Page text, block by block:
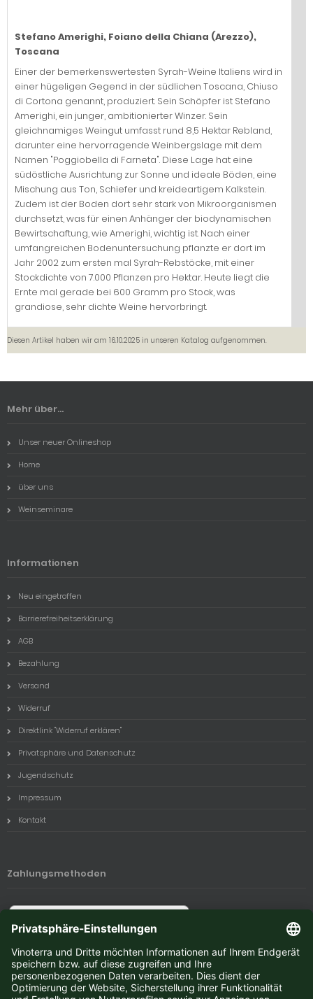
Stefano Amerighi, Foiano della Chiana (Arezzo),
Toscana
Einer der bemerkenswertesten Syrah-Weine Italiens wird in
einer hügeligen Gegend in der südlichen Toscana, Chiuso
di Cortona genannt, produziert. Sein Schöpfer ist Stefano
Amerighi, ein junger, ambitionierter Winzer. Sein
gleichnamiges Weingut umfasst rund 8,5 Hektar Rebland,
darunter eine hervorragende Weinbergslage mit dem
Namen "Poggiobella di Farneta". Diese Lage hat eine
südöstliche Ausrichtung zur Sonne und ideale Böden, eine
Mischung aus Ton, Schiefer und kreideartigem Kalkstein.
Zudem ist der Boden dort sehr stark von Mikroorganismen
durchsetzt, was für einen Anhänger der biodynamischen
Bewirtschaftung, wie Amerighi, wichtig ist. Nach einer
umfangreichen Bodenuntersuchung pflanzte er dort im
Jahr 2002 zum ersten mal Syrah-Rebstöcke, mit einer
Stockdichte von 7.000 Pflanzen pro Hektar. Heute liegt die
Ernte mal gerade bei 600 Gramm pro Stock, was
grandiose, sehr dichte Weine hervorbringt.
Diesen Artikel haben wir am 16.10.2025 in unseren Katalog aufgenommen.
Mehr über...
Unser neuer Onlineshop
Home
über uns
Weinseminare
Informationen
Neu eingetroffen
Barrierefreiheitserklärung
AGB
Bezahlung
Versand
Widerruf
Direktlink "Widerruf erklären"
Privatsphäre und Datenschutz
Jugendschutz
Impressum
Kontakt
Zahlungsmethoden